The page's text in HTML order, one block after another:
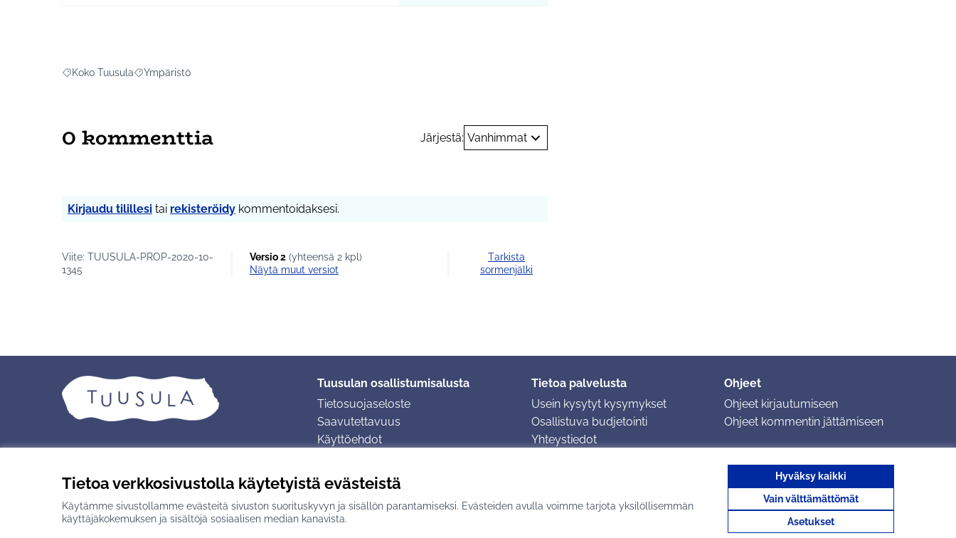
Tietoa verkkosivustolla käytetyistä evästeistä
Käytämme sivustollamme evästeitä sivuston suorituskyvyn ja sisällön parantamiseksi. Evästeiden avulla voimme tarjota yksilöllisemmän
käyttäjäkokemuksen ja sisältöjä sosiaalisen median kanavista.
Hyväksy kaikki
Vain välttämättömät
Asetukset
Rajaa tulokset aihepiirin mukaan: Koko Tuusula
Koko Tuusula Rajaa tulokset teeman mukaan: Ympäristö
Ympäristö
0 kommenttia Järjestä: Vanhimmat
Kirjaudu tilillesi tai rekisteröidy kommentoidaksesi.
Viite: TUUSULA-PROP-2020-10-
1345
Versio 2(yhteensä 2 kpl)
näytä muut versiot
Tarkista
sormenjälki
Tuusulan osallistumisalusta
Tietosuojaseloste
Saavutettavuus
Käyttöehdot
Tietoa palvelusta
Usein kysytyt kysymykset
Osallistuva budjetointi
Yhteystiedot
Ohjeet
Ohjeet kirjautumiseen
Ohjeet kommentin jättämiseen
Creative Commons -lisenssi
(Ulkoinen linkki)Verkkosivusto luotuvapaan ohjelmiston avulla.